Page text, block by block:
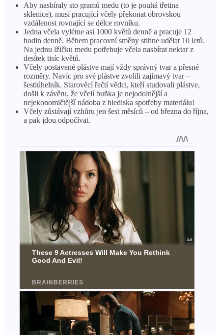
Aby nasbíraly sto gramů medu (to je pouhá třetina
sklenice), musí pracující včely překonat obrovskou
vzdálenost rovnající se délce rovníku.
Jedna včela vylétne asi 1000 květů denně a pracuje 12
hodin denně. Během pracovní směny stihne udělat 10 letů.
Na jednu lžičku medu potřebuje včela nasbírat nektar z
desítek tisíc květů.
Včely postavené plástve mají vždy správný tvar a přesné
rozměry. Navíc pro své plástve zvolili zajímavý tvar –
šestiúhelník. Starověcí řečtí vědci, kteří studovali plástve,
došli k závěru, že včelí buňka je nejodolnější a
nejekonomičtější nádoba z hlediska spotřeby materiálu!
Včely zůstávají vzhůru jen šest měsíců – od března do října,
a pak jdou odpočívat.